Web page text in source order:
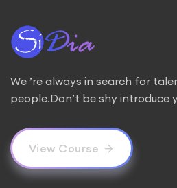
We ’re always in search for
people.Don’t be shy introduce
View Course